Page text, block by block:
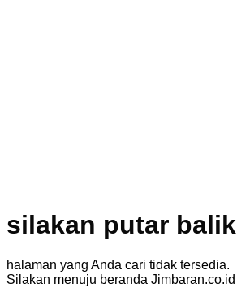
silakan putar balik
halaman yang Anda cari tidak tersedia.
Silakan menuju beranda Jimbaran.co.id